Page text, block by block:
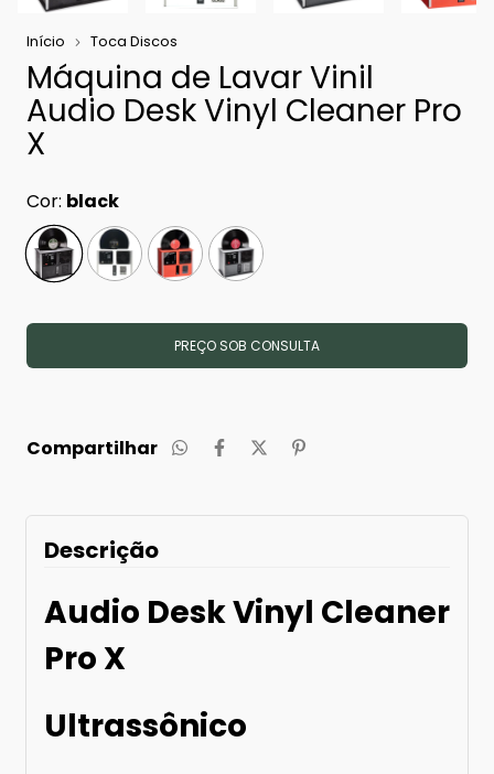
Início Toca Discos
Máquina de Lavar Vinil
Audio Desk Vinyl Cleaner Pro
X
Cor: black
Compartilhar
Descrição
Audio Desk Vinyl Cleaner
Pro X
Ultrassônico